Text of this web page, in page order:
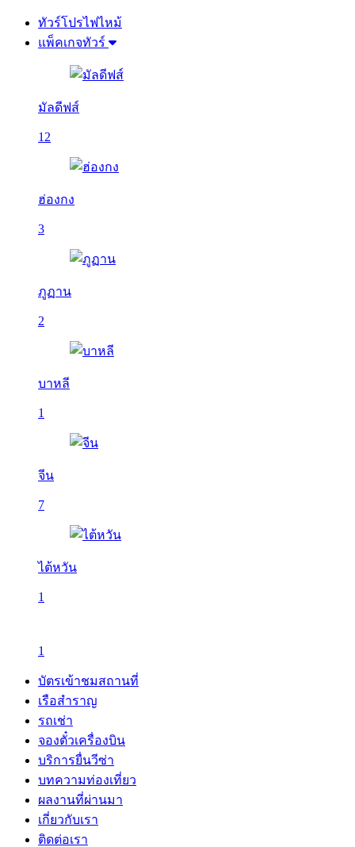
ทัวร์โปรไฟไหม้
แพ็คเกจทัวร์
มัลดีฟส์
12
ฮ่องกง
3
ภูฏาน
2
บาหลี
1
จีน
7
ไต้หวัน
1
1
บัตรเข้าชมสถานที่
เรือสำราญ
รถเช่า
จองตั๋วเครื่องบิน
บริการยื่นวีซ่า
บทความท่องเที่ยว
ผลงานที่ผ่านมา
เกี่ยวกับเรา
ติดต่อเรา